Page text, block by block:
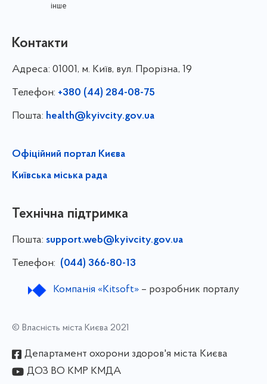
інше
Контакти
Адреса: 01001, м. Київ, вул. Прорізна, 19
Телефон: +380 (44) 284-08-75
Пошта: health@kyivcity.gov.ua
Офіційний портал Києва
Київська міська рада
Технічна підтримка
Пошта: support.web@kyivcity.gov.ua
Телефон: (044) 366-80-13
Компанія «Kitsoft»– розробник порталу
© Власність міста Києва 2021
Департамент охорони здоров'я міста Києва
ДОЗ ВО КМР КМДА